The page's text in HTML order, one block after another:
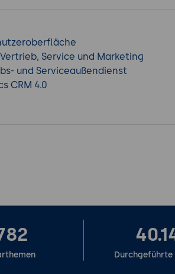
Service und Marketing
und Serviceaußendienst
CRM 4.0
Durchgeführte